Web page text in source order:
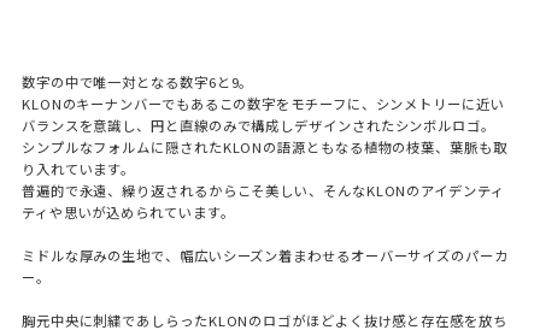
数字の中で唯一対となる数字6と9。
KLONのキーナンバーでもあるこの数字をモチーフに、シンメトリーに近い
バランスを意識し、円と直線のみで構成しデザインされたシンボルロゴ。
シンプルなフォルムに隠されたKLONの語源ともなる植物の枝葉、葉脈も取
り入れています。
普遍的で永遠、繰り返されるからこそ美しい、そんなKLONのアイデンティ
ティや思いが込められています。
ミドルな厚みの生地で、幅広いシーズン着まわせるオーバーサイズのパーカ
ー。
胸元中央に刺繍であしらったKLONのロゴがほどよく抜け感と存在感を放ち